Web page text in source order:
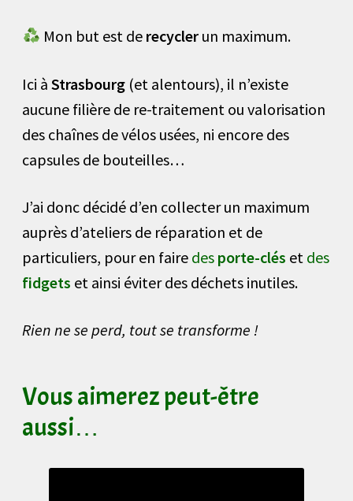
Mon but est de recycler un maximum.
Ici àStrasbourg (et alentours), il n’existe
aucune filière de re-traitement ou valorisation
des chaînes de vélos usées, ni encore des
capsules de bouteilles…
J’ai donc décidé d’en collecter un maximum
auprès d’ateliers de réparation et de
particuliers, pour en faire des porte-clés et des
fidgets et ainsi éviter des déchets inutiles.
Rien ne se perd, tout se transforme !
Vous aimerez peut-être
aussi…